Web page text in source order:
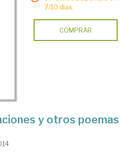
7/10 días.
COMPRAR
y otros poemas